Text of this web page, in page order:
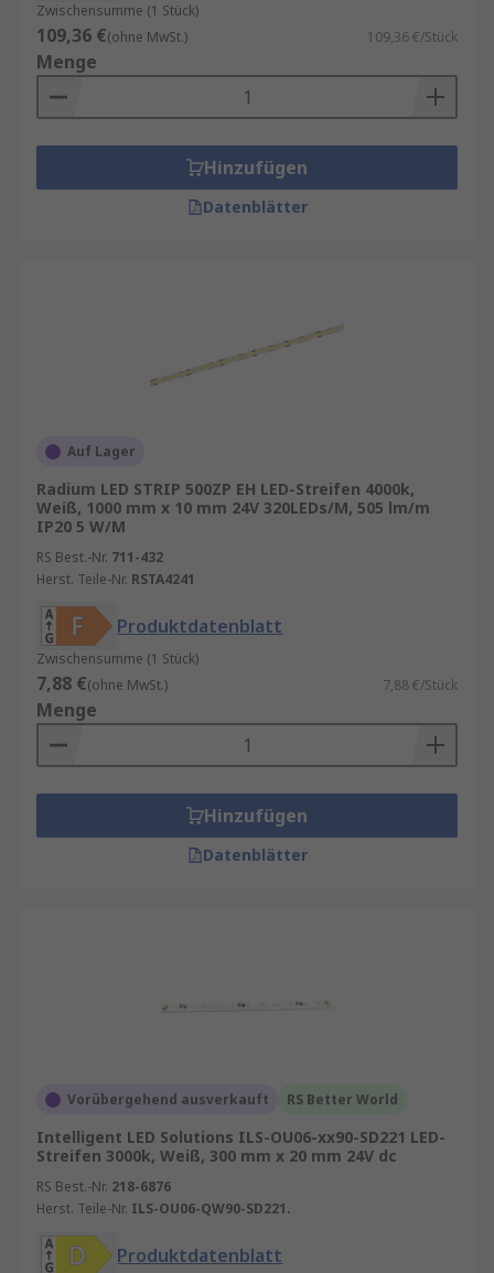
Zwischensumme (1 Stück)
109,36 €(ohne MwSt.) 109,36 €/Stück
Menge
Hinzufügen
Datenblätter
Auf Lager
Radium LED STRIP 500ZP EH LED-Streifen 4000k,
Weiß, 1000 mm x 10 mm 24V 320LEDs/M, 505 lm/m
IP20 5 W/M
RS Best.-Nr. 711-432
Herst. Teile-Nr. RSTA4241
Produktdatenblatt
Zwischensumme (1 Stück)
7,88 €(ohne MwSt.) 7,88 €/Stück
Menge
Hinzufügen
Datenblätter
Vorübergehend ausverkauft RS Better World
Intelligent LED Solutions ILS-OU06-xx90-SD221 LED-
Streifen 3000k, Weiß, 300 mm x 20 mm 24V dc
RS Best.-Nr. 218-6876
Herst. Teile-Nr. ILS-OU06-QW90-SD221.
Produktdatenblatt